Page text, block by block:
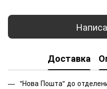
Доставка
"Нова Пошта" до